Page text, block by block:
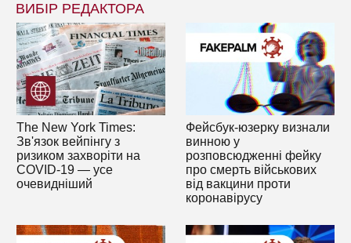
ВИБІР РЕДАКТОРА
The New York Times:
Зв'язок вейпінгу з
ризиком захворіти на
COVID-19 — усе
очевидніший
Фейсбук-юзерку визнали
винною у
розповсюдженні фейку
про смерть військових
від вакцини проти
коронавірусу